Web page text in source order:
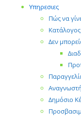
Υπηρεσιες
Πώς να
Κατάλογος
Δεν
Δημόσιο